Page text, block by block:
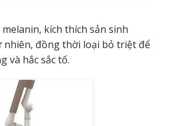
kích thích sản sinh
nhiên, đồng thời loại bỏ triệt để
và hắc sắc tố.